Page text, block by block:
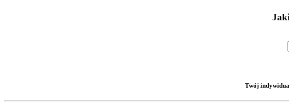
Twój